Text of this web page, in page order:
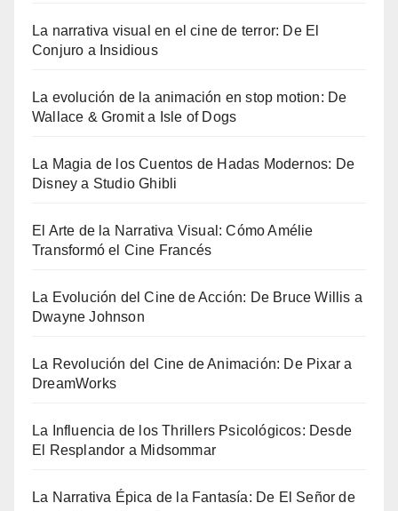
La narrativa visual en el cine de terror: De El
Conjuro a Insidious
La evolución de la animación en stop motion: De
Wallace & Gromit a Isle of Dogs
La Magia de los Cuentos de Hadas Modernos: De
Disney a Studio Ghibli
El Arte de la Narrativa Visual: Cómo Amélie
Transformó el Cine Francés
La Evolución del Cine de Acción: De Bruce Willis a
Dwayne Johnson
La Revolución del Cine de Animación: De Pixar a
DreamWorks
La Influencia de los Thrillers Psicológicos: Desde
El Resplandor a Midsommar
La Narrativa Épica de la Fantasía: De El Señor de